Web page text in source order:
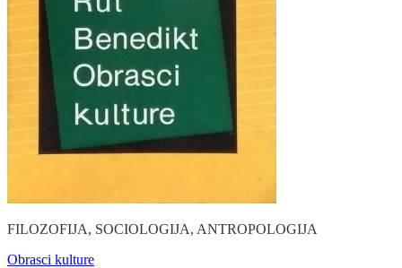
FILOZOFIJA, SOCIOLOGIJA, ANTROPOLOGIJA
Obrasci kulture